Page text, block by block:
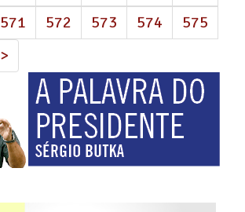
571 572 573 574
575
>